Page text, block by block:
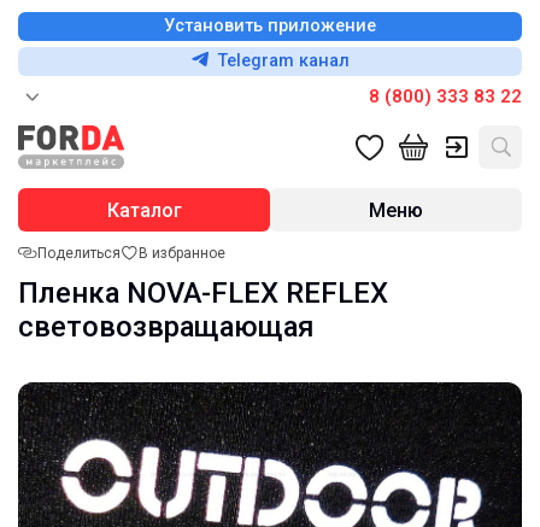
Установить приложение
Telegram канал
8 (800) 333 83 22
Каталог Меню
Поделиться В избранное
Пленка NOVA-FLEX REFLEX
световозвращающая